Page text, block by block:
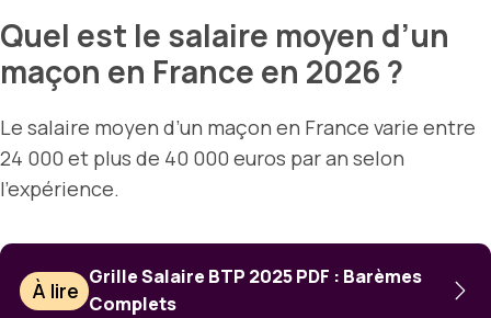
Quel est le salaire moyen d’un
maçon en France en 2026 ?
Le salaire moyen d’un maçon en France varie entre
24 000 et plus de 40 000 euros par an selon
l’expérience.
À lire
Grille Salaire BTP 2025 PDF : Barèmes
Complets